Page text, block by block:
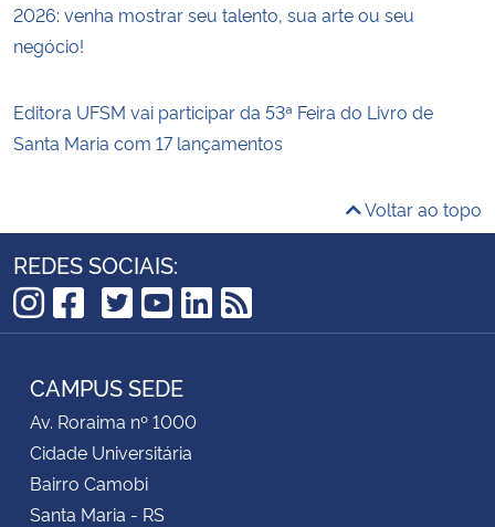
2026: venha mostrar seu talento, sua arte ou seu
negócio!
Editora UFSM vai participar da 53ª Feira do Livro de
Santa Maria com 17 lançamentos
Voltar ao topo
REDES SOCIAIS:
Instagram
Facebook
TikTok
Twitter
YouTube
LinkedIn
RSS
CAMPUS SEDE
Av. Roraima nº 1000
Cidade Universitária
Bairro Camobi
Santa Maria - RS